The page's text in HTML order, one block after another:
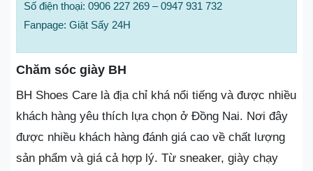
Số điện thoại: 0906 227 269 – 0947 931 732
Fanpage: Giặt Sấy 24H
Chăm sóc giày BH
BH Shoes Care là địa chỉ khá nổi tiếng và được nhiều
khách hàng yêu thích lựa chọn ở Đồng Nai. Nơi đây
được nhiều khách hàng đánh giá cao về chất lượng
sản phẩm và giá cả hợp lý. Từ sneaker, giày chạy